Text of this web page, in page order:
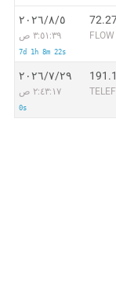
٥‏/٨‏/٢٠٢٦
٣:٥١:٣٩ ص
7d 1h 8m 22s
FLOW
٢٩‏/٧‏/٢٠٢٦
٢:٤٣:١٧ ص
0s